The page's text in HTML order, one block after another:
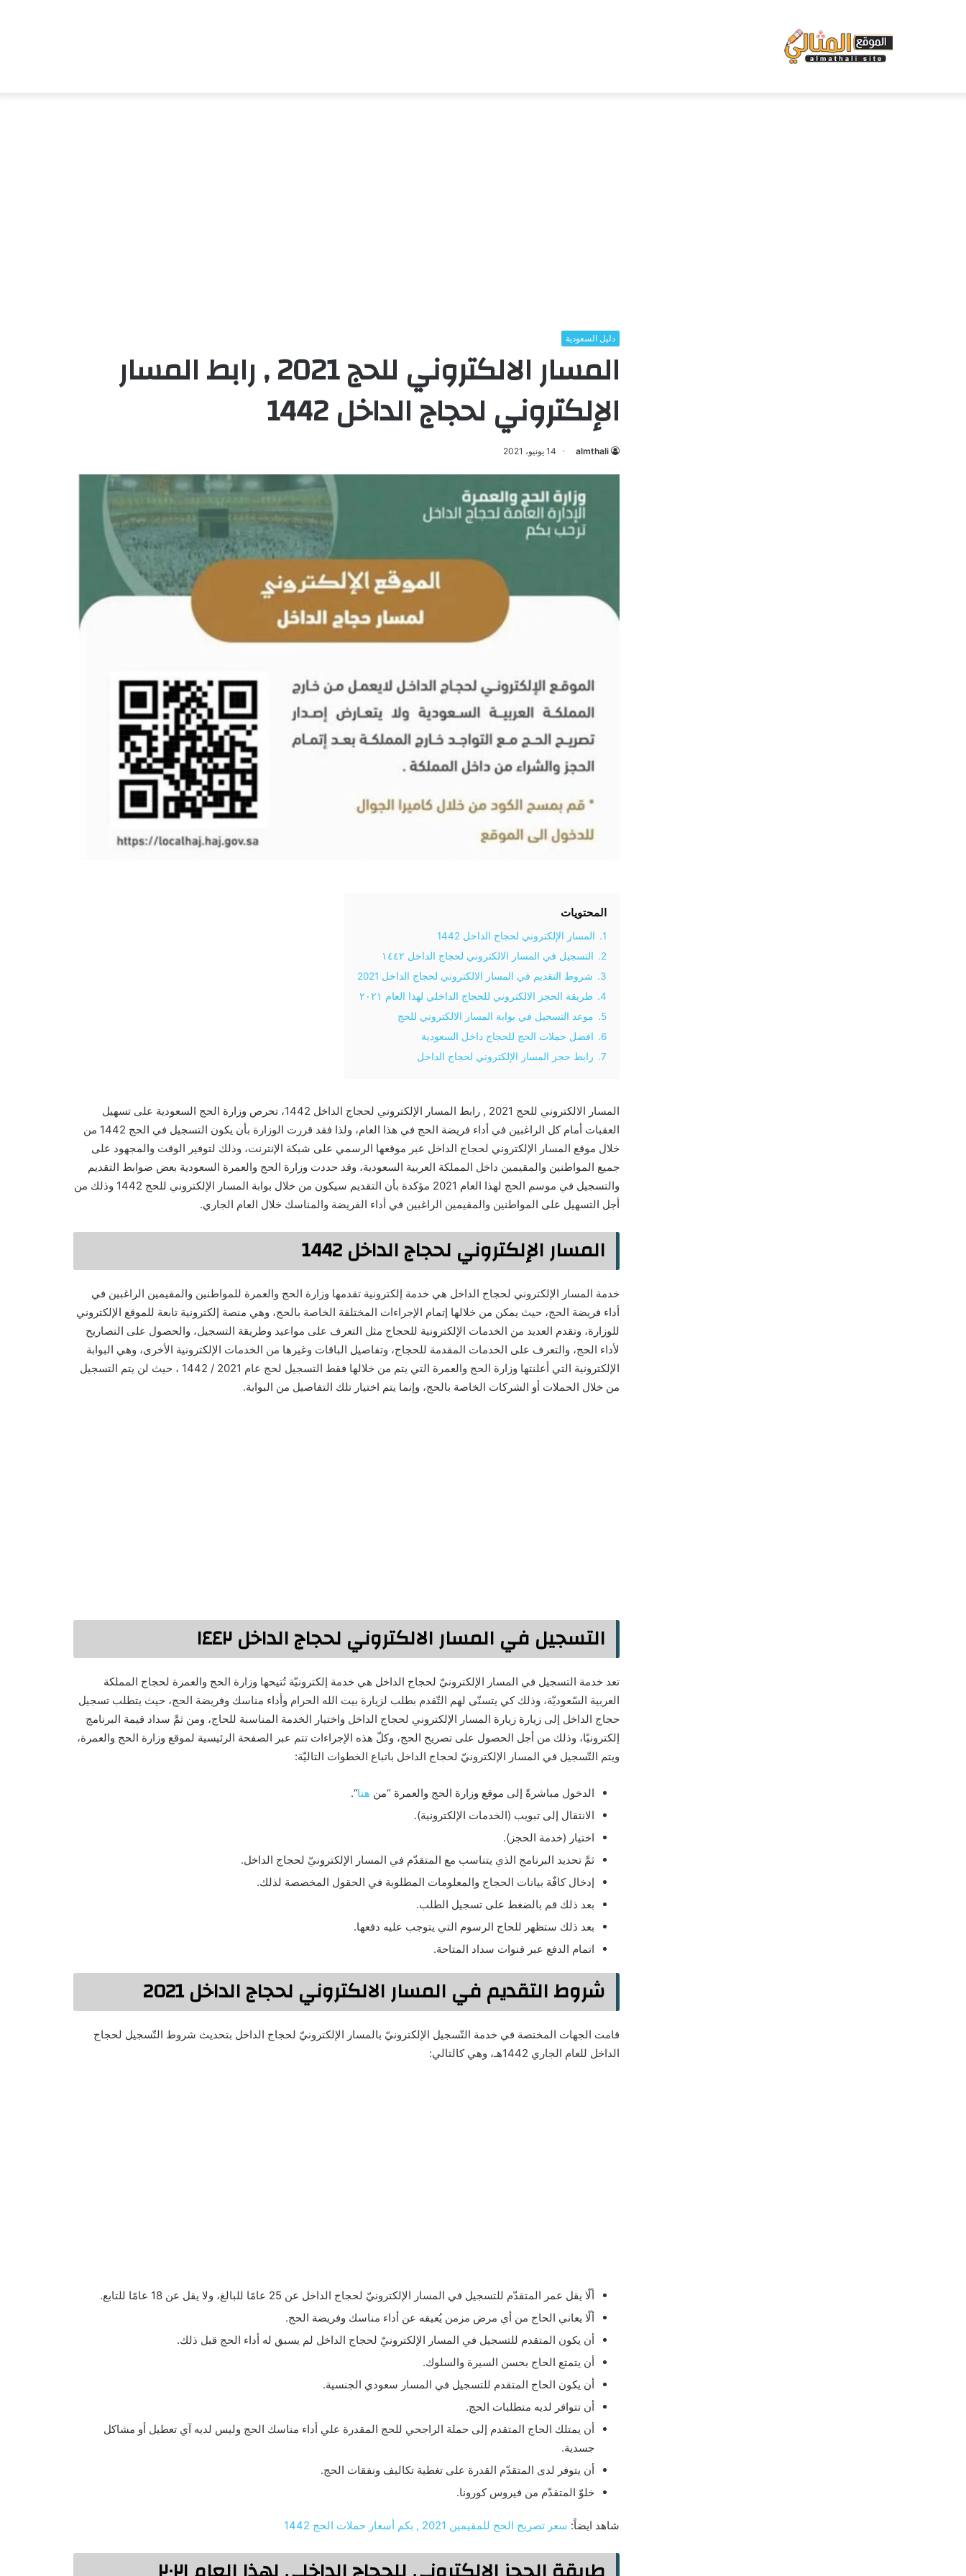
دليل السعودية
المسار الالكتروني للحج 2021 , رابط المسار
الإلكتروني لحجاج الداخل 1442
almthali 14 يونيو، 2021
المحتويات
1.
المسار الإلكتروني لحجاج الداخل 1442
2.
التسجيل في المسار الالكتروني لحجاج الداخل ١٤٤٢
3.
شروط التقديم في المسار الالكتروني لحجاج الداخل 2021
4.
طريقة الحجز الالكتروني للحجاج الداخلي لهذا العام ٢٠٢١
5.
موعد التسجيل في بوابة المسار الالكتروني للحج
6.
افضل حملات الحج للحجاج داخل السعودية
7.
رابط حجز المسار الإلكتروني لحجاج الداخل
المسار الالكتروني للحج 2021 , رابط المسار الإلكتروني لحجاج الداخل 1442، تحرص وزارة الحج السعودية على تسهيل
العقبات أمام كل الراغبين في أداء فريضة الحج في هذا العام، ولذا فقد قررت الوزارة بأن يكون التسجيل في الحج 1442 من
خلال موقع المسار الإلكتروني لحجاج الداخل عبر موقعها الرسمي على شبكة الإنترنت، وذلك لتوفير الوقت والمجهود على
جميع المواطنين والمقيمين داخل المملكة العربية السعودية، وقد حددت وزارة الحج والعمرة السعودية بعض ضوابط التقديم
والتسجيل في موسم الحج لهذا العام 2021 مؤكدة بأن التقديم سيكون من خلال بوابة المسار الإلكتروني للحج 1442 وذلك من
أجل التسهيل على المواطنين والمقيمين الراغبين في أداء الفريضة والمناسك خلال العام الجاري.
المسار الإلكتروني لحجاج الداخل 1442
خدمة المسار الإلكتروني لحجاج الداخل هي خدمة إلكترونية تقدمها وزارة الحج والعمرة للمواطنين والمقيمين الراغبين في
أداء فريضة الحج، حيث يمكن من خلالها إتمام الإجراءات المختلفة الخاصة بالحج، وهي منصة إلكترونية تابعة للموقع الإلكتروني
للوزارة، وتقدم العديد من الخدمات الإلكترونية للحجاج مثل التعرف على مواعيد وطريقة التسجيل، والحصول على التصاريح
لأداء الحج، والتعرف على الخدمات المقدمة للحجاج، وتفاصيل الباقات وغيرها من الخدمات الإلكترونية الأخرى، وهي البوابة
الإلكترونية التي أعلنتها وزارة الحج والعمرة التي يتم من خلالها فقط التسجيل لحج عام 2021 / 1442 ، حيث لن يتم التسجيل
من خلال الحملات أو الشركات الخاصة بالحج، وإنما يتم اختيار تلك التفاصيل من البوابة.
التسجيل في المسار الالكتروني لحجاج الداخل ١٤٤٢
تعد خدمة التسجيل في المسار الإلكترونيّ لحجاج الداخل هي خدمة إلكترونيّة تُتيحها وزارة الحج والعمرة لحجاج المملكة
العربية السّعوديّة، وذلك كي يتسنّى لهم التّقدم بطلب لزيارة بيت الله الحرام وأداء مناسك وفريضة الحج، حيث يتطلب تسجيل
حجاج الداخل إلى زيارة زيارة المسار الإلكتروني لحجاج الداخل واختيار الخدمة المناسبة للحاج، ومن ثمَّ سداد قيمة البرنامج
إلكترونيًا، وذلك من أجل الحصول على تصريح الحج، وكلّ هذه الإجراءات تتم عبر الصفحة الرئيسية لموقع وزارة الحج والعمرة،
ويتم التّسجيل في المسار الإلكترونيّ لحجاج الداخل باتباع الخطوات التاليّة:
الدخول مباشرةً إلى موقع وزارة الحج والعمرة “من هنا“.
الانتقال إلى تبويب (الخدمات الإلكترونية).
اختيار (خدمة الحجز).
ثمَّ تحديد البرنامج الذي يتناسب مع المتقدّم في المسار الإلكترونيّ لحجاج الداخل.
إدخال كافّة بيانات الحجاج والمعلومات المطلوبة في الحقول المخصصة لذلك.
بعد ذلك قم بالضغط على تسجيل الطلب.
بعد ذلك ستظهر للحاج الرسوم التي يتوجب عليه دفعها.
اتمام الدفع عبر قنوات سداد المتاحة.
شروط التقديم في المسار الالكتروني لحجاج الداخل 2021
قامت الجهات المختصة في خدمة التّسجيل الإلكترونيّ بالمسار الإلكترونيّ لحجاج الداخل بتحديث شروط التّسجيل لحجاج
الداخل للعام الجاري 1442هـ، وهي كالتالي:
ألّا يقل عمر المتقدّم للتسجيل في المسار الإلكترونيّ لحجاج الداخل عن 25 عامًا للبالغ، ولا يقل عن 18 عامًا للتابع.
ألّا يعاني الحاج من أي مرض مزمن يُعيقه عن أداء مناسك وفريضة الحج.
أن يكون المتقدم للتسجيل في المسار الإلكترونيّ لحجاج الداخل لم يسبق له أداء الحج قبل ذلك.
أن يتمتع الحاج بحسن السيرة والسلوك.
أن يكون الحاج المتقدم للتسجيل في المسار سعودي الجنسية.
أن تتوافر لديه متطلبات الحج.
أن يمتلك الحاج المتقدم إلى حملة الراجحي للحج المقدرة علي أداء مناسك الحج وليس لديه آي تعطيل أو مشاكل
جسدية.
أن يتوفر لدى المتقدّم القدرة على تغطية تكاليف ونفقات الحج.
خلوّ المتقدّم من فيروس كورونا.
شاهد ايضاً: سعر تصريح الحج للمقيمين 2021 , بكم أسعار حملات الحج 1442